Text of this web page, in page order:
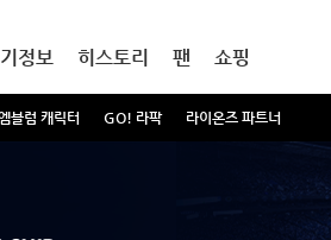
블럼 캐릭터 GO! 라팍 라이온즈 파트너
정보 히스토리 팬 쇼핑